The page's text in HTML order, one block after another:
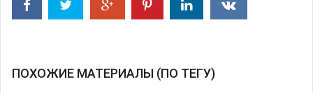
ПОХОЖИЕ МАТЕРИАЛЫ (ПО ТЕГУ)